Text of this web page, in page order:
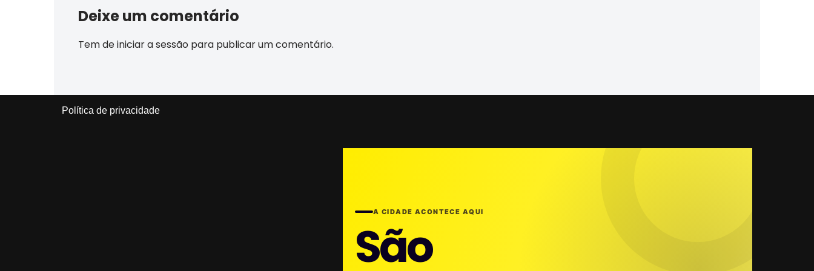
Deixe um comentário
Tem deiniciar a sessão para publicar um comentário.
Política de privacidade
A CIDADE ACONTECE AQUI
São